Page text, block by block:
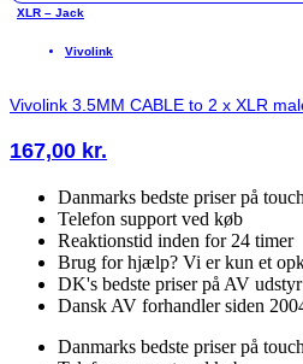
XLR – Jack
Vivolink
Vivolink 3.5MM CABLE to 2 x XLR
167,00 kr.
Danmarks bedste priser på
Telefon support ved køb
Reaktionstid inden for 24 timer
Brug for hjælp? Vi er kun et
DK's bedste priser på AV udstyr
Dansk AV forhandler siden
Danmarks bedste priser på